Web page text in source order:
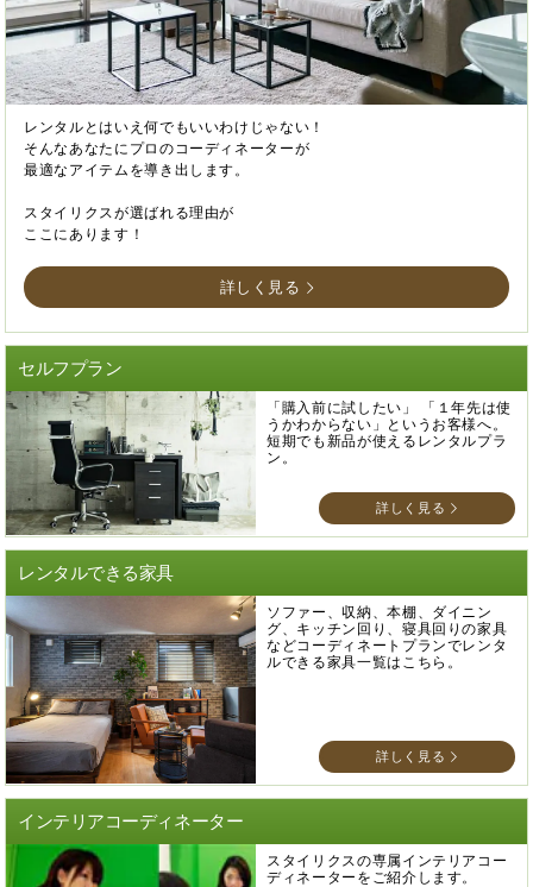
レンタルとはいえ何でもいいわけじゃない！
そんなあなたにプロのコーディネーターが
最適なアイテムを導き出します。
スタイリクスが選ばれる理由が
ここにあります！
詳しく見る
セルフプラン
「購入前に試したい」 「１年先は使
うかわからない」というお客様へ。
短期でも新品が使えるレンタルプラ
ン。
詳しく見る
レンタルできる家具
ソファー、収納、本棚、ダイニン
グ、キッチン回り、寝具回りの家具
などコーディネートプランでレンタ
ルできる家具一覧はこちら。
詳しく見る
インテリアコーディネーター
スタイリクスの専属インテリアコー
ディネーターをご紹介します。